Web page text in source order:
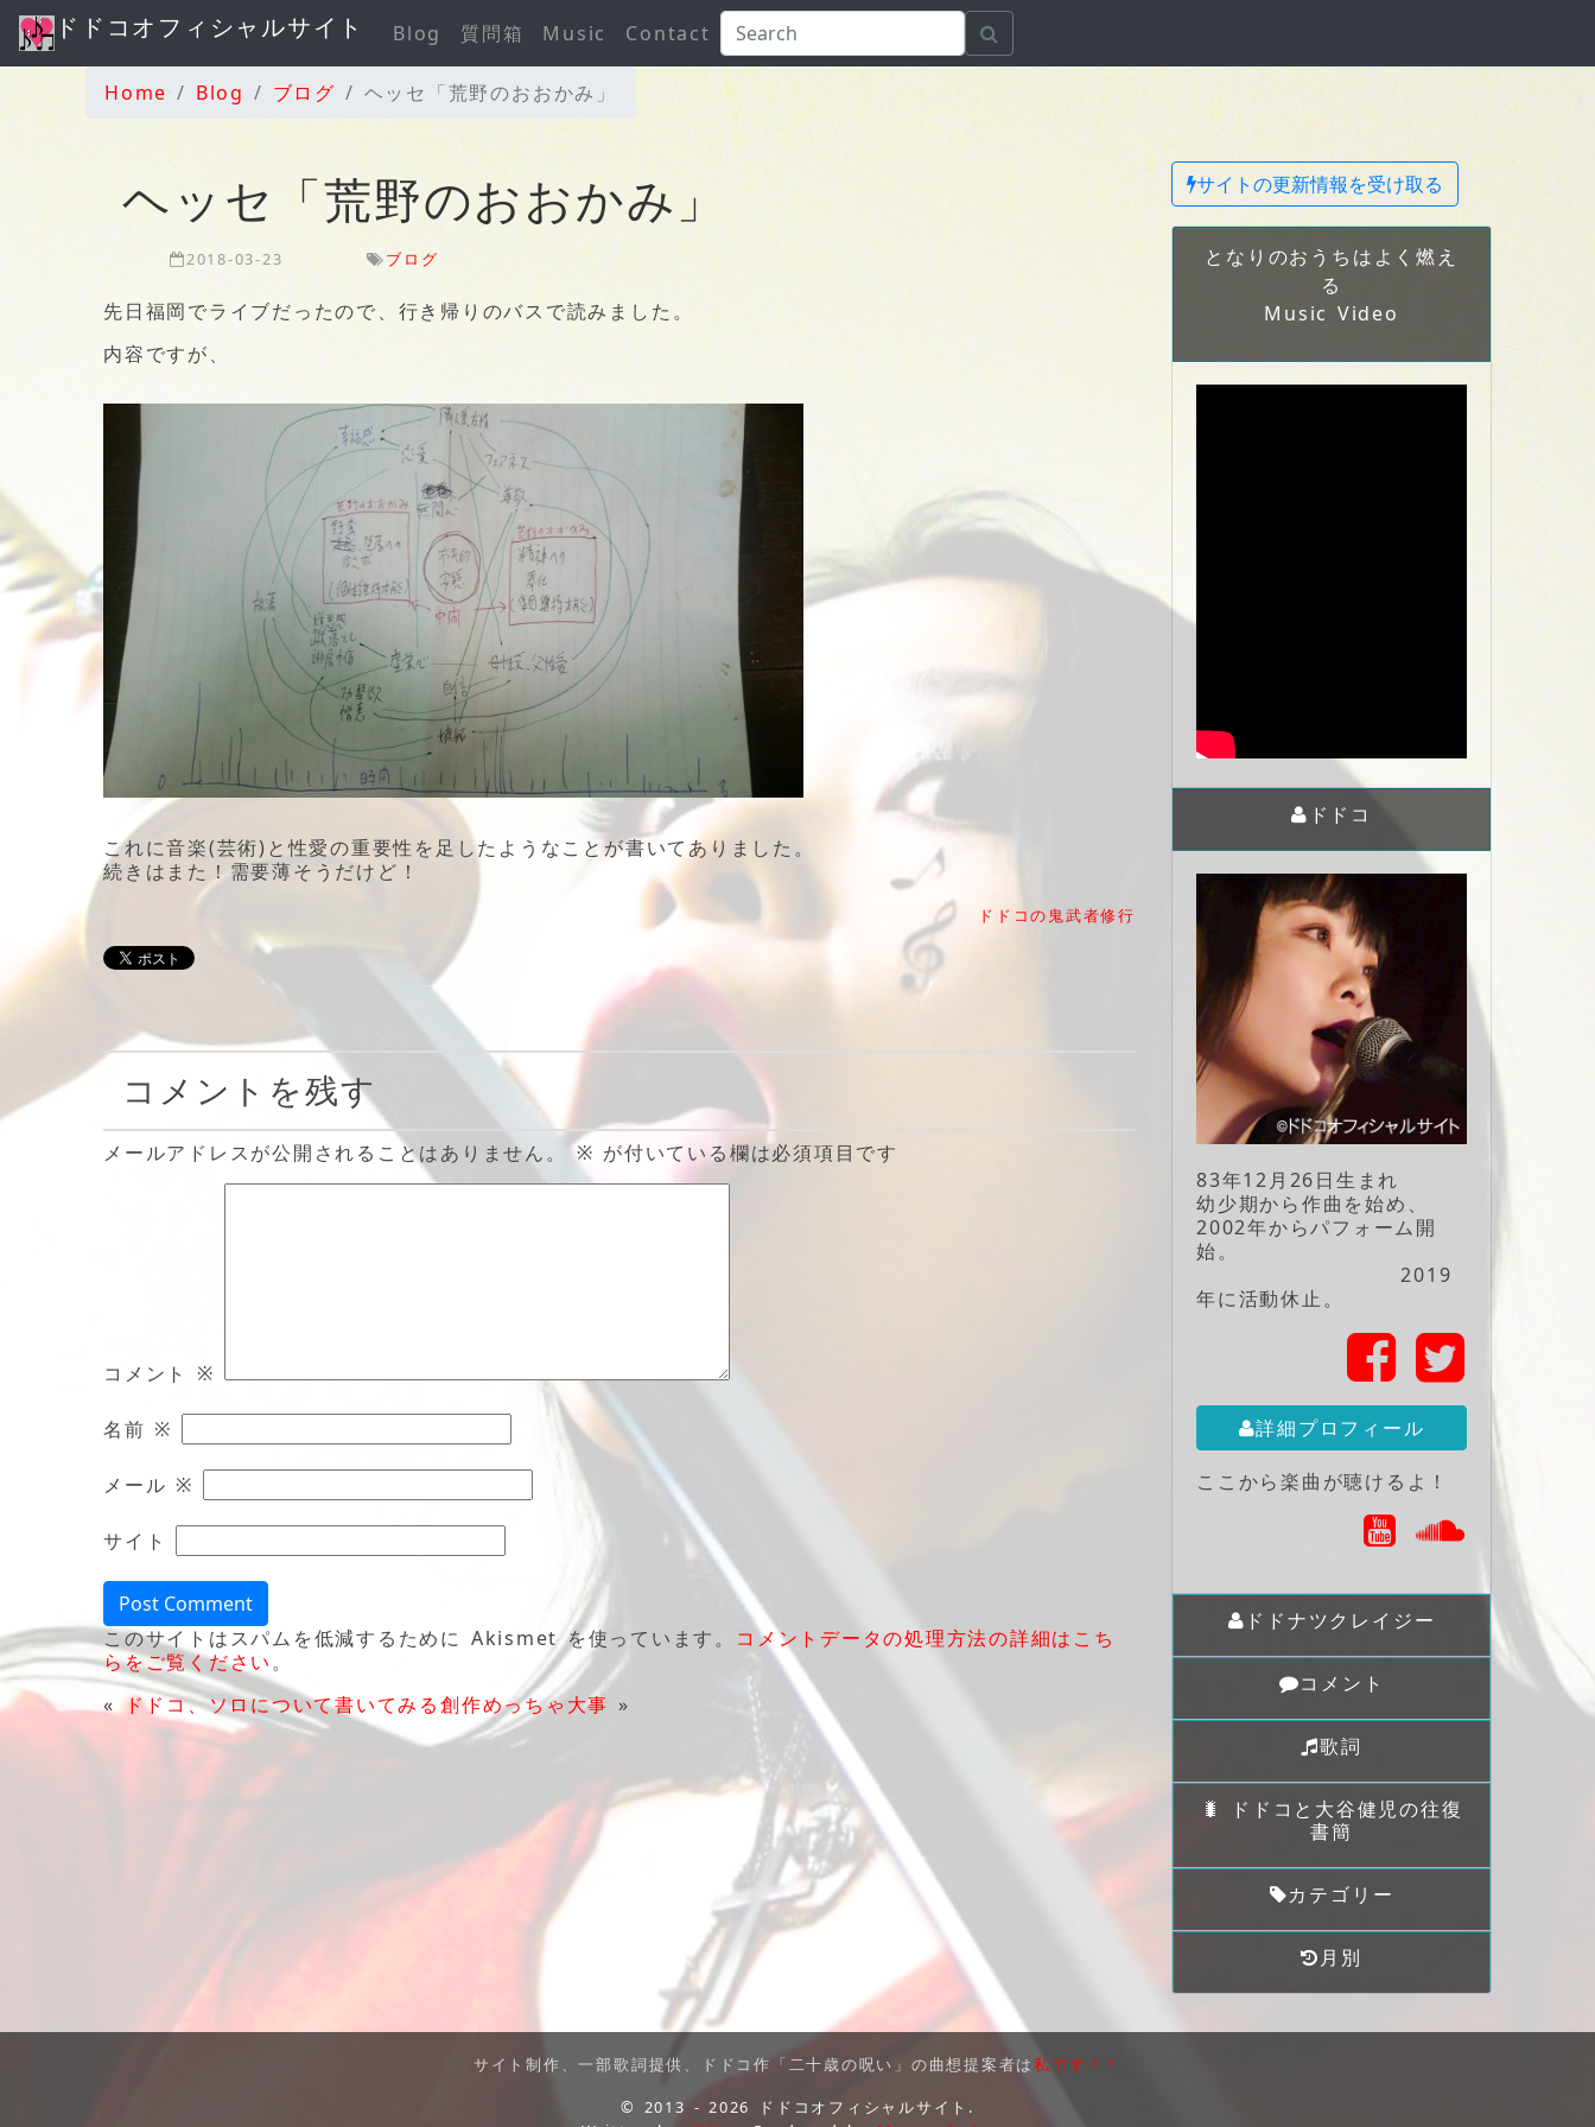
ドドコオフィシャルサイト Blog 質問箱 Music Contact
Home Blog ブログ ヘッセ「荒野のおおかみ」
ヘッセ「荒野のおおかみ」
2018-03-23 ブログ
先日福岡でライブだったので、行き帰りのバスで読みました。
内容ですが、
これに音楽(芸術)と性愛の重要性を足したようなことが書いてありました。
続きはまた！需要薄そうだけど！
ドドコの鬼武者修行
コメントを残す
メールアドレスが公開されることはありません。 ※ が付いている欄は必須項目です
コメント ※
名前 ※
メール ※
サイト
このサイトはスパムを低減するために Akismet を使っています。 コメントデータの処理方法の詳細はこち
らをご覧ください。
«ドドコ、ソロについて書いてみる創作めっちゃ大事 »
サイトの更新情報を受け取る
となりのおうちはよく燃え
る
Music Video
ドドコ
83年12月26日生まれ
幼少期から作曲を始め、
2002年からパフォーム開
始。
2019
年に活動休止。
詳細プロフィール
ここから楽曲が聴けるよ！
ドドナツクレイジー
コメント
歌詞
🐛 ドドコと大谷健児の往復
書簡
カテゴリー
月別
サイト制作、一部歌詞提供、ドドコ作「二十歳の呪い」の曲想提案者は私です＾＾
© 2013 - 2026 ドドコオフィシャルサイト.